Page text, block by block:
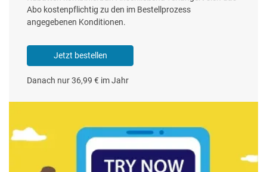
Abo kostenpflichtig zu den im Bestellprozess
angegebenen Konditionen.
Jetzt bestellen
Danach nur 36,99 € im Jahr